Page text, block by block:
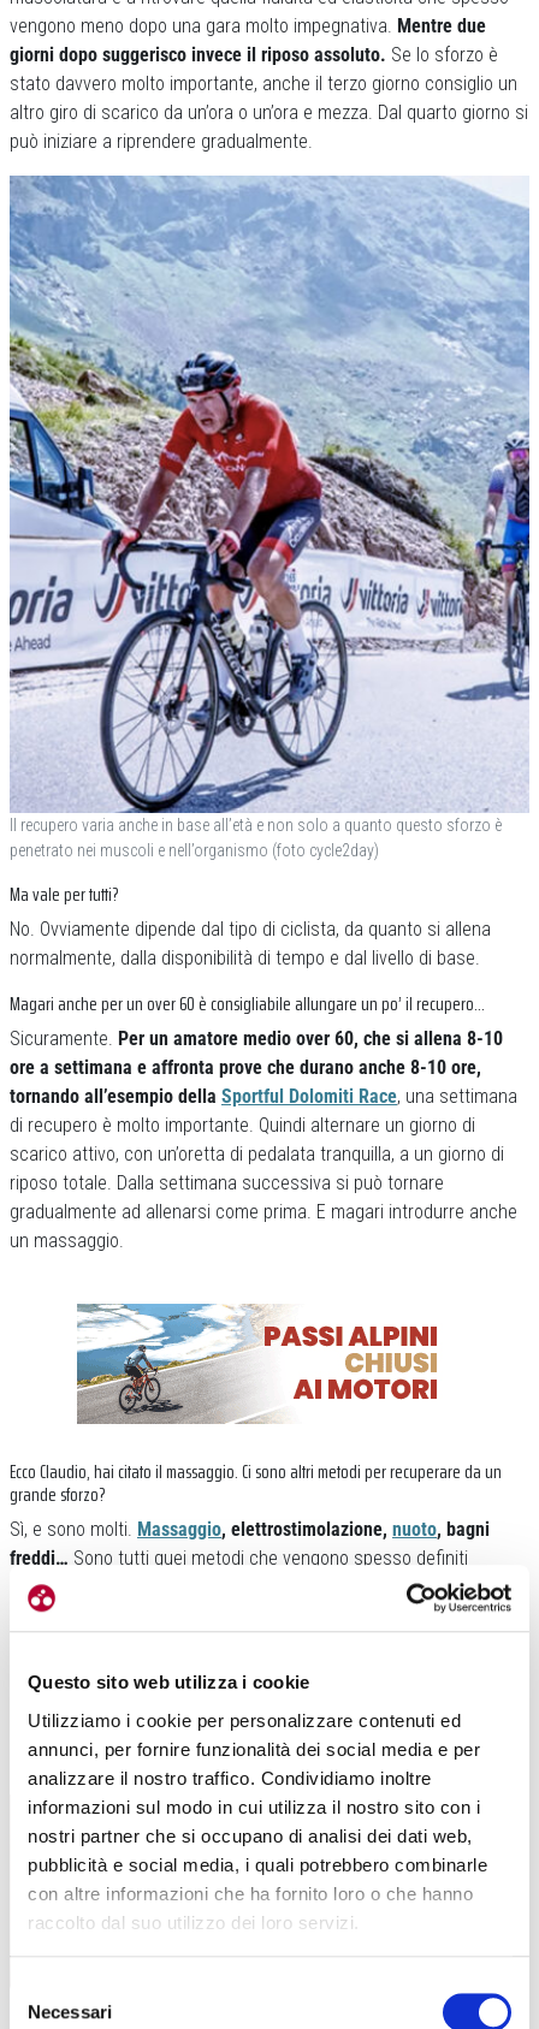
Questo sito web utilizza i cookie
Utilizziamo i cookie per personalizzare contenuti ed
annunci, per fornire funzionalità dei social media e per
analizzare il nostro traffico. Condividiamo inoltre
informazioni sul modo in cui utilizza il nostro sito con i
nostri partner che si occupano di analisi dei dati web,
pubblicità e social media, i quali potrebbero combinarle
con altre informazioni che ha fornito loro o che hanno
raccolto dal suo utilizzo dei loro servizi.
delNecessari
vengono meno dopo una gara molto impegnativa. Mentre due
giorni dopo suggerisco invece il riposo assoluto. Se lo sforzo è
stato davvero molto importante, anche il terzo giorno consiglio un
altro giro di scarico da un’ora o un’ora e mezza. Dal quarto giorno si
può iniziare a riprendere gradualmente.
Il recupero varia anche in base all’età e non solo a quanto questo sforzo è
penetrato nei muscoli e nell’organismo (foto cycle2day)
Ma vale per tutti?
No. Ovviamente dipende dal tipo di ciclista, da quanto si allena
normalmente, dalla disponibilità di tempo e dal livello di base.
Magari anche per un over 60 è consigliabile allungare un po’ il recupero…
Sicuramente. Per un amatore medio over 60, che si allena 8-10
ore a settimana e affronta prove che durano anche 8-10 ore,
tornando all’esempio della Sportful Dolomiti Race, una settimana
di recupero è molto importante. Quindi alternare un giorno di
scarico attivo, con un’oretta di pedalata tranquilla, a un giorno di
riposo totale. Dalla settimana successiva si può tornare
gradualmente ad allenarsi come prima. E magari introdurre anche
un massaggio.
Ecco Claudio, hai citato il massaggio. Ci sono altri metodi per recuperare da un
grande sforzo?
Sì, e sono molti. Massaggio, elettrostimolazione, nuoto, bagni
freddi… Sono tutti quei metodi che vengono spesso definiti
marginal gains e che possono offrire piccoli vantaggi. Non sempre,
ci tengo a dirlo, sono supportati da evidenze scientifiche definitive.
possono funzionare molto bene. Tra questi c’è sicuramente lo
impegnative, ma durante tutta la stagione. L’ideale è dedicargli 10-
15 minuti almeno 3-4 volte alla settimana.